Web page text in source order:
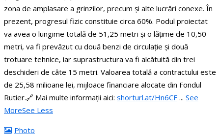
zona de amplasare a grinzilor, precum și alte lucrări conexe. În
prezent, progresul fizic constituie circa 60%. Podul proiectat
va avea o lungime totală de 51,25 metri și o lățime de 10,50
metri, va fi prevăzut cu două benzi de circulație și două
trotuare tehnice, iar suprastructura va fi alcătuită din trei
deschideri de câte 15 metri. Valoarea totală a contractului este
de 25,58 milioane lei, mijloace financiare alocate din Fondul
Rutier.🔗 Mai multe informații aici: shorturl.at/Hn6CF ... See
MoreSee Less
Photo